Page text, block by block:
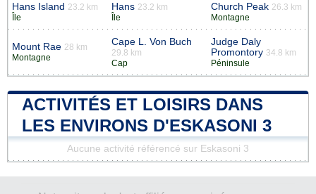
Hans Island 23.2 km
Île
Hans 23.2 km
Île
Church Peak 26.3 km
Montagne
Mount Rae 28 km
Montagne
Cape L. Von Buch
29.8 km
Cap
Judge Daly
Promontory 34.8 km
Péninsule
ACTIVITÉS ET LOISIRS DANS
LES ENVIRONS D'ESKASONI 3
Aucune activité référencé sur Eskasoni 3